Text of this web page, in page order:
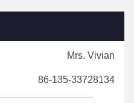
Mrs. Vivian
86-135-33728134